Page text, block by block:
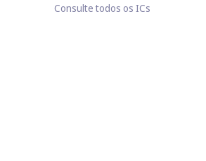
Consulte todos os ICs